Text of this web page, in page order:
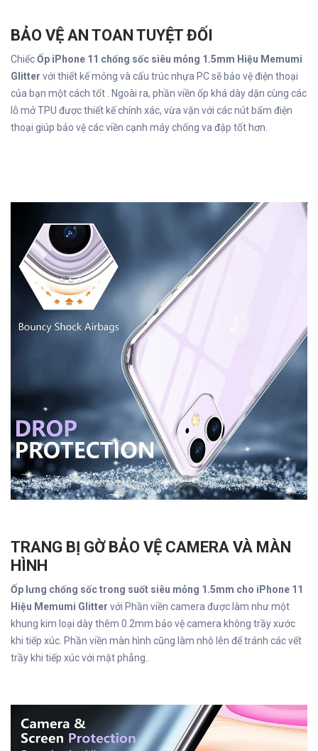
BẢO VỆ AN TOAN TUYỆT ĐỐI
ChiếcỐp iPhone 11 chống sốc siêu mỏng 1.5mm Hiệu Memumi
Glitter với thiết kế mỏng và cấu trúc nhựa PC sẽ bảo vệ điện thoại
của bạn một cách tốt . Ngoài ra, phần viền ốp khá dày dặn cùng các
lỗ mở TPU được thiết kế chính xác, vừa vặn với các nút bấm điện
thoại giúp bảo vệ các viền cạnh máy chống va đập tốt hơn.
TRANG BỊ GỜ BẢO VỆ CAMERA VÀ MÀN
HÌNH
Ốp lưng chống sốc trong suốt siêu mỏng 1.5mm cho iPhone 11
Hiệu Memumi Glitter với Phần viền camera được làm như một
khung kim loại dày thêm 0.2mm bảo vệ camera không trầy xước
khi tiếp xúc. Phần viền màn hình cũng làm nhô lên để tránh các vết
trầy khi tiếp xúc với mặt phẳng..